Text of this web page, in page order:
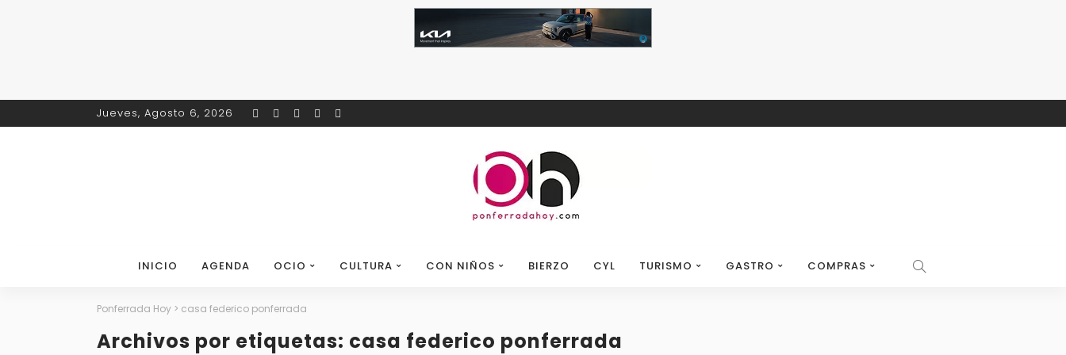
Jueves, Agosto 6, 2026
INICIO AGENDA OCIO CULTURA CON NIÑOS BIERZO CYL TURISMO GASTRO COMPRAS
Ponferrada Hoy > casa federico ponferrada
Archivos por etiquetas: casa federico ponferrada